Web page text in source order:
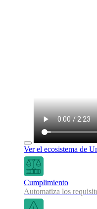
Ver el ecosistema de
Cumplimiento
Automatiza los